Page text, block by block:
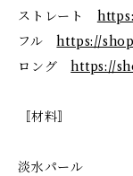
ストレート
フルhttps://
ロングhttps://
〚材料〛
淡水パール